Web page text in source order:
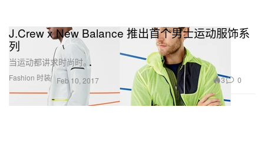
Fashion 时装
J.Crew x New Balance 推出首个男士运动服饰系
列
当运动都讲求时尚时。
Feb 10, 2017 3 0